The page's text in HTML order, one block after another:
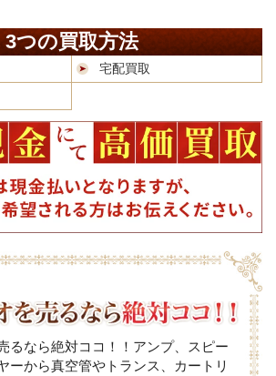
3つの買取方法
宅配買取
るなら絶対ココ！！アンプ、スピー
ーから真空管やトランス、カートリ